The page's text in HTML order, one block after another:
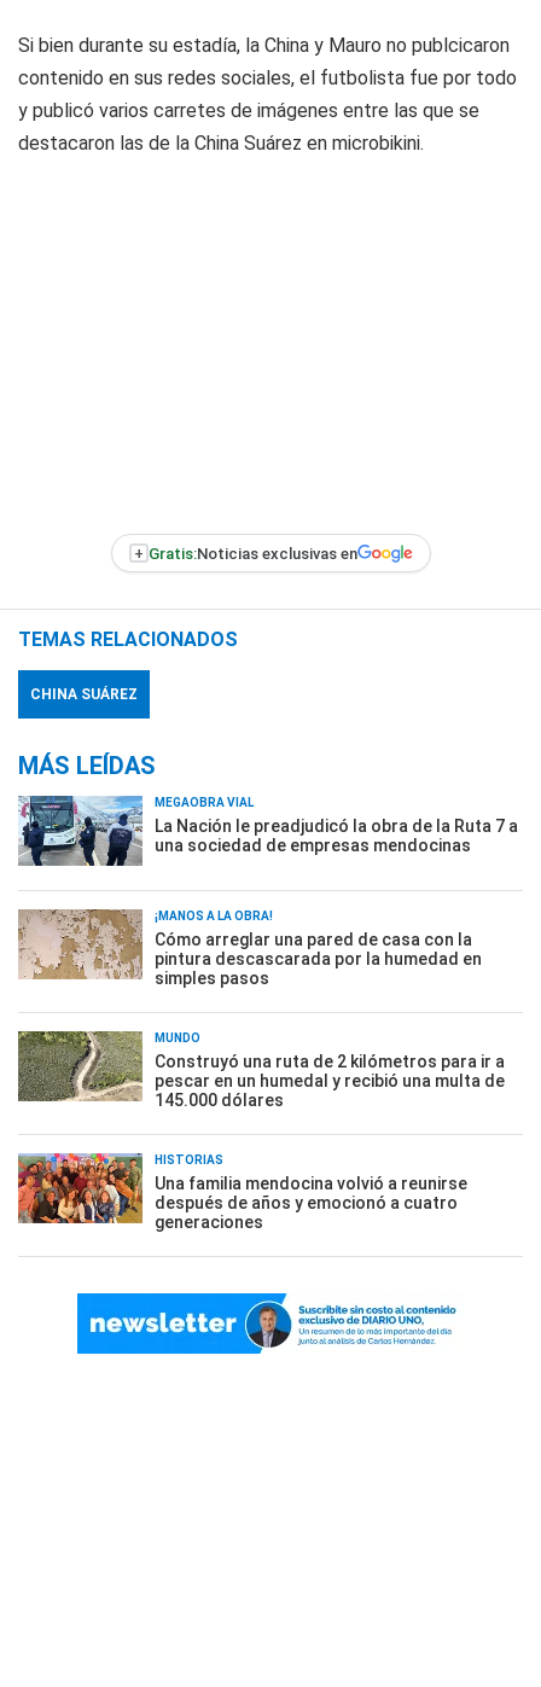
Si bien durante su estadía, la China y Mauro no publcicaron
contenido en sus redes sociales, el futbolista fue por todo
y publicó varios carretes de imágenes entre las que se
destacaron las de la China Suárez en microbikini.
+ Gratis:Noticias exclusivas en
TEMAS RELACIONADOS
CHINA SUÁREZ
MÁS LEÍDAS
MEGAOBRA VIAL
La Nación le preadjudicó la obra de la Ruta 7 a
una sociedad de empresas mendocinas
¡MANOS A LA OBRA!
Cómo arreglar una pared de casa con la
pintura descascarada por la humedad en
simples pasos
MUNDO
Construyó una ruta de 2 kilómetros para ir a
pescar en un humedal y recibió una multa de
145.000 dólares
HISTORIAS
Una familia mendocina volvió a reunirse
después de años y emocionó a cuatro
generaciones